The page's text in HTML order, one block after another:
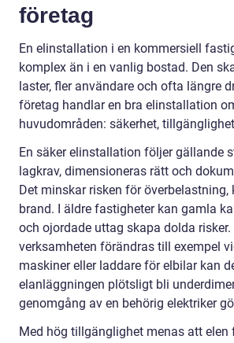
företag
En elinstallation i en kommersiell
komplex än i en vanlig bostad. Den
laster, fler användare och ofta längre
företag handlar en bra elinstallation
huvudområden: säkerhet,
En säker elinstallation följer gällande
lagkrav, dimensioneras rätt och
Det minskar risken för
brand. I äldre fastigheter kan gamla
och ojordade uttag skapa dolda risker.
verksamheten förändras till exempel
maskiner eller laddare för elbilar kan
elanläggningen plötsligt bli
genomgång av en behörig elektriker
Med hög tillgänglighet menas att elen